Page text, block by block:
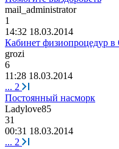
mail_administrator
1
14:32 18.03.2014
Кабинет физиопроцедур
grozi
6
11:28 18.03.2014
... 2
Постоянный насморк
Ladylove85
31
00:31 18.03.2014
... 2